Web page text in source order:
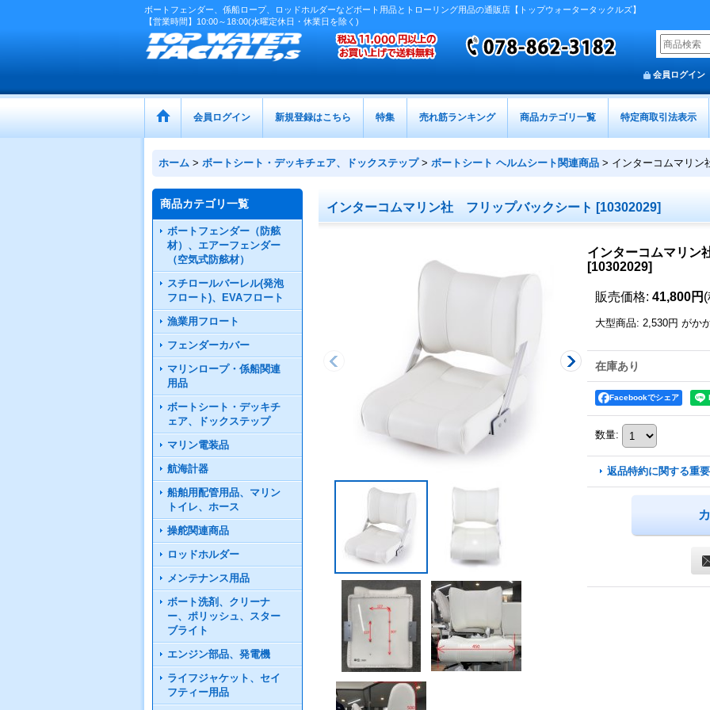
ボートフェンダー、係船ロープ、ロッドホルダーなどボート用品とトローリング用品の通販店【トップウォータータックルズ】
【営業時間】10:00～18:00(水曜定休日・休業日を除く)
会員ログイン
会員ログイン 新規登録はこちら 特集 売れ筋ランキング 商品カテゴリ一覧 特定商取引法表示
ホーム > ボートシート・デッキチェア、ドックステップ > ボートシート ヘルムシート関連商品 > インターコムマリ
商品カテゴリ一覧
ボートフェンダー（防舷
材）、エアーフェンダー
（空気式防舷材）
スチロールバーレル(発泡
フロート)、EVAフロート
漁業用フロート
フェンダーカバー
マリンロープ・係船関連
用品
ボートシート・デッキチ
ェア、ドックステップ
マリン電装品
航海計器
船舶用配管用品、マリン
トイレ、ホース
操舵関連商品
ロッドホルダー
メンテナンス用品
ボート洗剤、クリーナ
ー、ポリッシュ、スター
ブライト
エンジン部品、発電機
ライフジャケット、セイ
フティー用品
インターコムマリン社 フリップバックシート [10302029]
インターコムマリ
[10302029]
販売価格: 41,800円
大型商品: 2,530円 がか
在庫あり
Facebookでシェア
数量:
返品特約に関する重